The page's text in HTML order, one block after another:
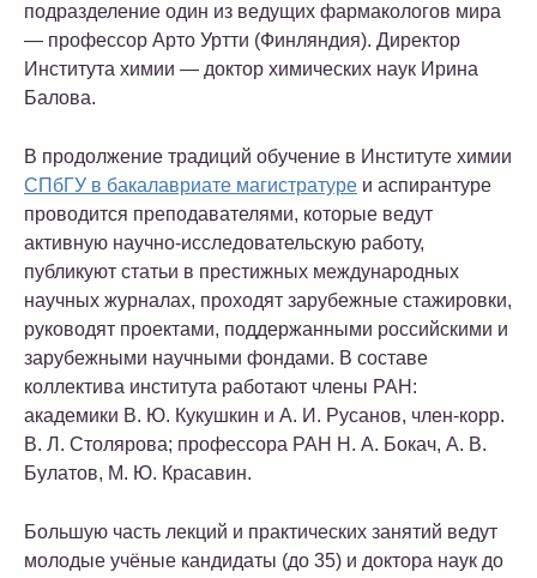
подразделение один из ведущих фармакологов мира
— профессор Арто Уртти (Финляндия). Директор
Института химии — доктор химических наук Ирина
Балова.
В продолжение традиций обучение в Институте химии
СПбГУ в бакалавриате магистратуре и аспирантуре
проводится преподавателями, которые ведут
активную научно-исследовательскую работу,
публикуют статьи в престижных международных
научных журналах, проходят зарубежные стажировки,
руководят проектами, поддержанными российскими и
зарубежными научными фондами. В составе
коллектива института работают члены РАН:
академики В. Ю. Кукушкин и А. И. Русанов, член-корр.
В. Л. Столярова; профессора РАН Н. А. Бокач, А. В.
Булатов, М. Ю. Красавин.
Большую часть лекций и практических занятий ведут
молодые учёные кандидаты (до 35) и доктора наук до